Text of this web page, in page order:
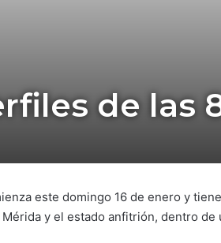
de las
este domingo 16 de enero y
y el estado anfitrión, dentro